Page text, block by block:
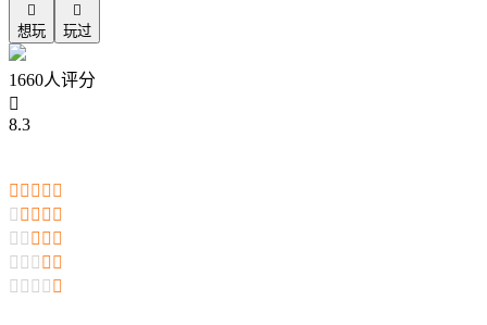

想玩

玩过
1660人评分

8.3
    
    
    
    
    